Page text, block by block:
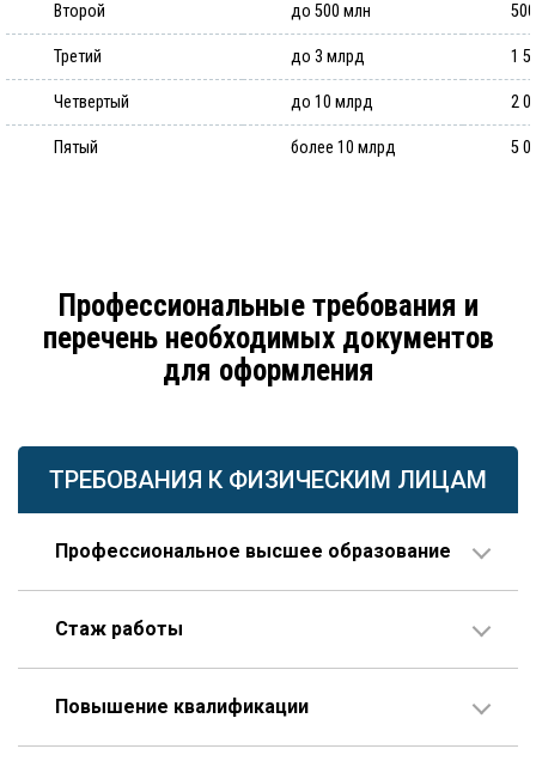
Второй до 500 млн
Третий до 3 млрд 1
Четвертый до 10 млрд 2
Пятый более 10 млрд 5
Профессиональные требования и
перечень необходимых документов
для оформления
ТРЕБОВАНИЯ К ФИЗИЧЕСКИМ ЛИЦАМ
Профессиональное высшее образование
проектирования.
Стаж работы
или больше, 3 года из которых – на руководящей
Повышение квалификации